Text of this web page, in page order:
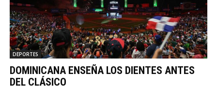
DEPORTES
DOMINICANA ENSEÑA LOS DIENTES ANTES
DEL CLÁSICO